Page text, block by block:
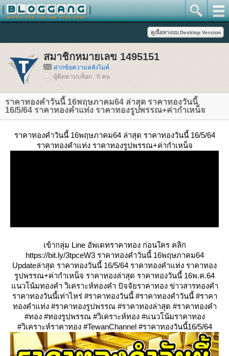
สมาชิกหมายเลข 1495151
ฝากข้อความหลังไมค์
ผู้ติดตามบล็อก : 0 คน
ราคาทองคำวันนี้ 16พฤษภาคม64 ล่าสุด ราคาทองวันนี้
16/5/64 ราคาทองคำแท่ง ราคาทองรูปพรรณ+ค่ากำเหน็จ
ราคาทองคำวันนี้ 16พฤษภาคม64 ล่าสุด ราคาทองวันนี้ 16/5/64
ราคาทองคำแท่ง ราคาทองรูปพรรณ+ค่ากำเหน็จ
เข้ากลุ่ม Line อัพเดทราคาทอง ก่อนใคร คลิก
https://bit.ly/3tpceW3 ราคาทองคำวันนี้ 16พฤษภาคม64
Updateล่าสุด ราคาทองวันนี้ 16/5/64 ราคาทองคำแท่ง ราคาทอง
รูปพรรณ+ค่ากำเหน็จ ราคาทองล่าสุด ราคาทองวันนี้ 16พ.ค.64
นวโน้มทองคำ วิเคราะห์ทองคำ ปัจจัยราคาทอง ข่าวสารทองคำ
ราคาทองวันนี้เท่าไหร่ #ราคาทองวันนี้ #ราคาทองคำวันนี้ #ราคา
ทองคำแท่ง #ราคาทองรูปพรรณ #ราคาทองล่าสุด #ราคาทองคำ
#ทอง #ทองรูปพรรณ #วิเคราะห์ทอง #แนวโน้มราคาทอง
#วิเคราะห์ราคาทอง #TewanChannel #ราคาทองวันนี้16/5/64